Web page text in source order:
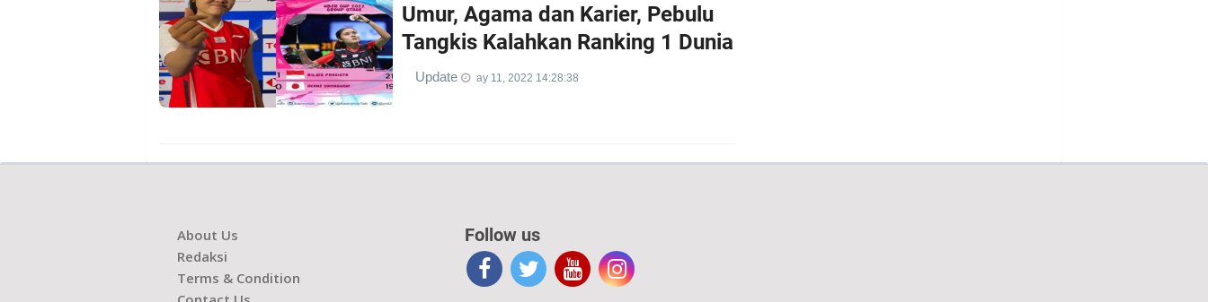
Umur, Agama dan Karier, Pebulu
Tangkis Kalahkan Ranking 1 Dunia
Update ay 11, 2022 14:28:38
About Us
Redaksi
Terms & Condition
Follow us